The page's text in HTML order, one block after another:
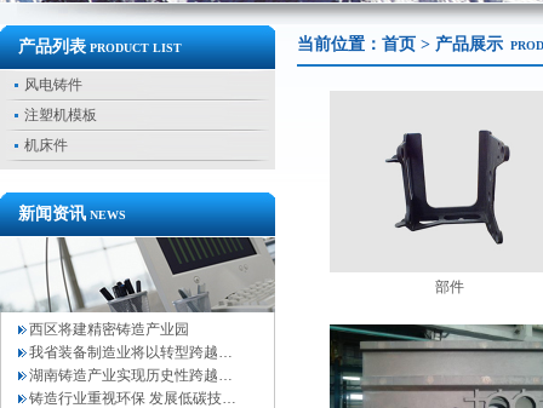
产品列表 PRODUCT LIST
风电铸件
注塑机模板
机床件
新闻资讯 NEWS
西区将建精密铸造产业园
我省装备制造业将以转型跨越…
湖南铸造产业实现历史性跨越…
铸造行业重视环保 发展低碳技…
当前位置： 首页 > 产品展示
部件